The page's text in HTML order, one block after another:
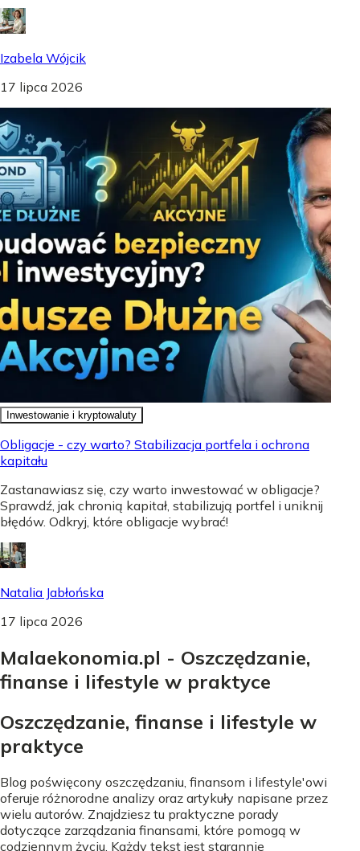
Izabela Wójcik
17 lipca 2026
Inwestowanie i kryptowaluty
Obligacje - czy warto? Stabilizacja portfela i ochrona
kapitału
Zastanawiasz się, czy warto inwestować w obligacje?
Sprawdź, jak chronią kapitał, stabilizują portfel i uniknij
błędów. Odkryj, które obligacje wybrać!
Natalia Jabłońska
17 lipca 2026
Malaekonomia.pl - Oszczędzanie,
finanse i lifestyle w praktyce
Oszczędzanie, finanse i lifestyle w
praktyce
Blog poświęcony oszczędzaniu, finansom i lifestyle'owi
oferuje różnorodne analizy oraz artykuły napisane przez
wielu autorów. Znajdziesz tu praktyczne porady
dotyczące zarządzania finansami, które pomogą w
codziennym życiu. Każdy tekst jest starannie